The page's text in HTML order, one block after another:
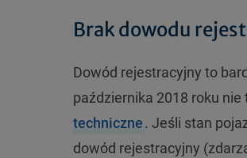
Brak dowodu
Dowód rejestracyjny to
października 2018 roku
techniczne. Jeśli stan
dowód rejestracyjny